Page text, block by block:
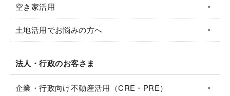
空き家活用
土地活用でお悩みの方へ
法人・行政のお客さま
企業・行政向け不動産活用（CRE・PRE）